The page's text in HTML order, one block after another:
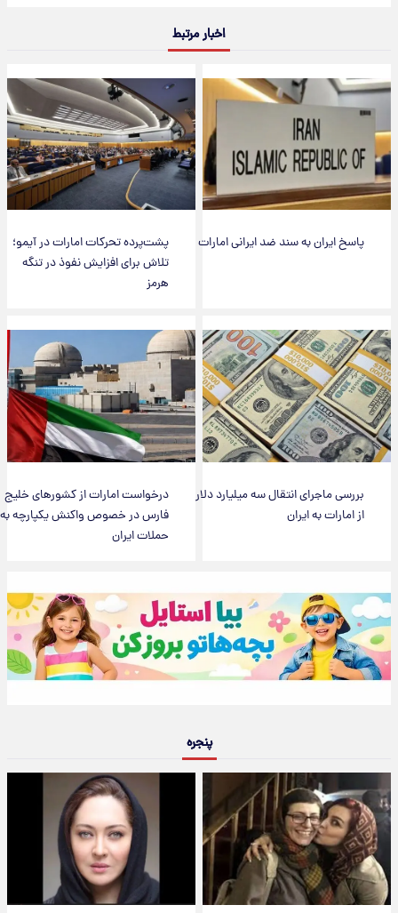
اخبار مرتبط
پاسخ ایران به سند ضد ایرانی امارات
پشت‌پرده تحرکات امارات در آیمو؛
تلاش برای افزایش نفوذ در تنگه
هرمز
بررسی ماجرای انتقال سه میلیارد دلار
از امارات به ایران
درخواست امارات از کشورهای خلیج
فارس در خصوص واکنش یکپارچه به
حملات ایران
پنجره